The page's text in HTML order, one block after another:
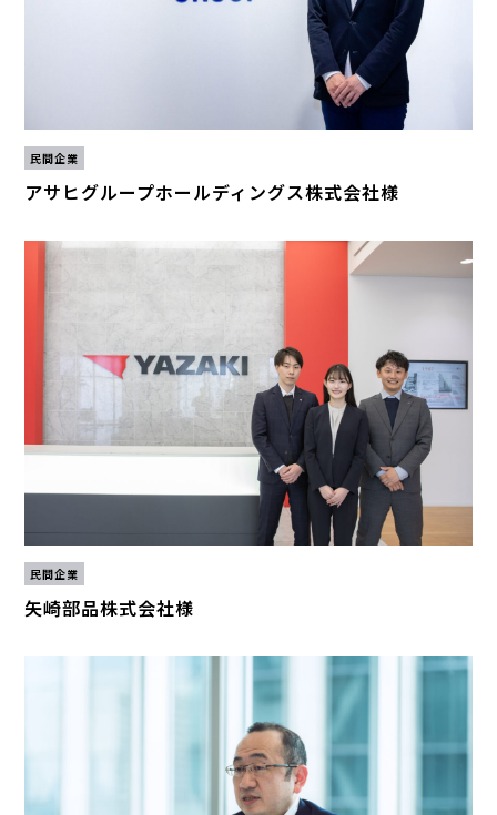
民間企業
アサヒグループホールディングス株式会社様
民間企業
矢崎部品株式会社様